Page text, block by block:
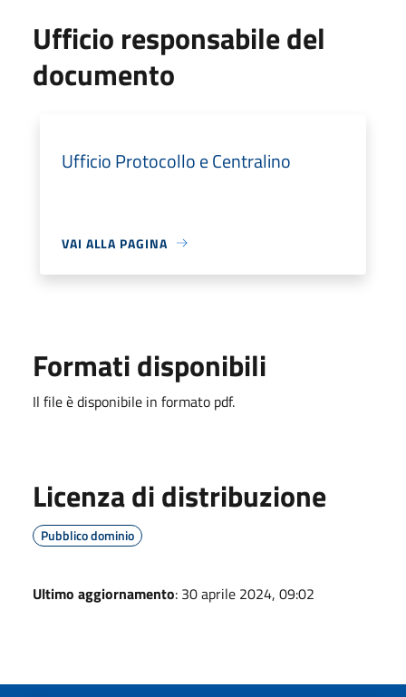
Ufficio responsabile del
documento
Ufficio Protocollo e Centralino
VAI ALLA PAGINA
Formati disponibili
Il file è disponibile in formato pdf.
Licenza di distribuzione
Pubblico dominio
Ultimo aggiornamento: 30 aprile 2024, 09:02